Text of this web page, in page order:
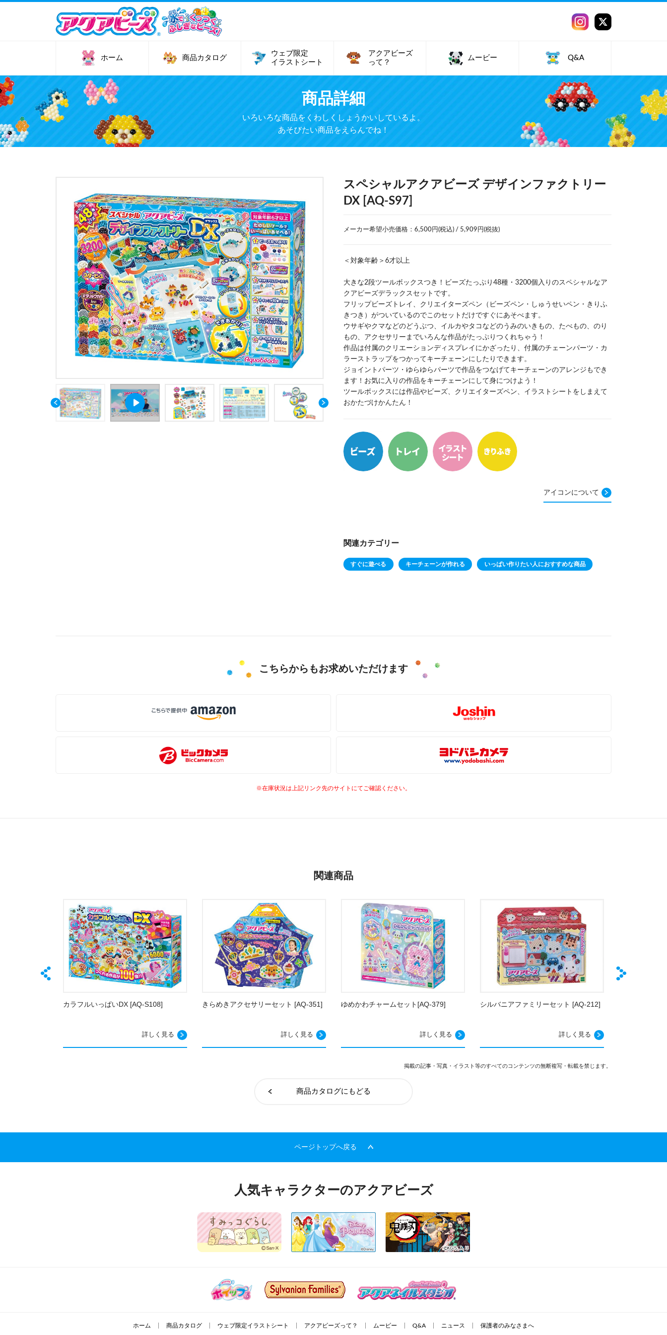
ツ
に
移
ホーム 商品カタログ
ウェブ限定
イラストシート
アクアビーズ
って？
ムービー Q&A
商品詳細
いろいろな商品をくわしくしょうかいしているよ。
あそびたい商品をえらんでね！
スペシャルアクアビーズ デザインファクトリー
DX [AQ-S97]
＜対象年齢＞6才以上
大きな2段ツールボックスつき！ビーズたっぷり48種・3200個入りのスペシャルなア
クアビーズデラックスセットです。
フリップビーズトレイ、クリエイターズペン（ビーズペン・しゅうせいペン・きりふ
きつき）がついているのでこのセットだけですぐにあそべます。
ウサギやクマなどのどうぶつ、イルカやタコなどのうみのいきもの、たべもの、のり
もの、アクセサリーまでいろんな作品がたっぷりつくれちゃう！
作品は付属のクリエーションディスプレイにかざったり、付属のチェーンパーツ・カ
ラーストラップをつかってキーチェーンにしたりできます。
ジョイントパーツ・ゆらゆらパーツで作品をつなげてキーチェーンのアレンジもでき
ます！お気に入りの作品をキーチェーンにして身につけよう！
ツールボックスには作品やビーズ、クリエイターズペン、イラストシートをしまえて
おかたづけかんたん！
メーカー希望小売価格：6,500円(税込) / 5,909円(税抜)
アイコンについて
関連カテゴリー
すぐに遊べる キーチェーンが作れる いっぱい作りたい人におすすめな商品
こちらからもお求めいただけます
※在庫状況は上記リンク先のサイトにてご確認ください。
関連商品
カラフルいっぱいDX [AQ-S108]
詳しく見る
きらめきアクセサリーセット [AQ-351]
詳しく見る
ゆめかわチャームセット[AQ-379]
詳しく見る
シルバニアファミリーセット [AQ-212]
詳しく見る
掲載の記事・写真・イラスト等のすべてのコンテンツの無断複写・転載を禁じます。
商品カタログにもどる
ページトップへ戻る
人気キャラクターのアクアビーズ
ホーム 商品カタログ ウェブ限定イラストシート アクアビーズって？ ムービー Q&A ニュース 保護者のみなさまへ